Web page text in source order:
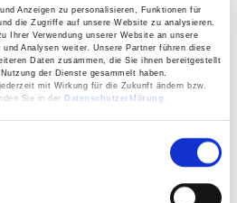
Anzeigen zu personalisieren, Funktionen für
die Zugriffe auf unsere Website zu analysieren.
Ihrer Verwendung unserer Website an unsere
Analysen weiter. Unsere Partner führen diese
Daten zusammen, die Sie ihnen bereitgestellt
der Dienste gesammelt haben.
mit Wirkung für die Zukunft ändern bzw.
Sie in der Datenschutzerklärung
kommen in eine größere
ein Backblech gefüllt mit
zur Hälfe der Förmchen).
wird bei 150-160° Grad ca.
bis sie goldbraun wird.
das Wasser nicht kocht, da
Bläschen bildet.